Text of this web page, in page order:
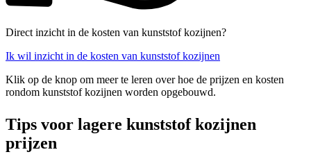
Direct inzicht in de kosten van kunststof kozijnen?
Ik wil inzicht in de kosten van kunststof kozijnen
Klik op de knop om meer te leren over hoe de prijzen en kosten
rondom kunststof kozijnen worden opgebouwd.
Tips voor lagere kunststof kozijnen
prijzen